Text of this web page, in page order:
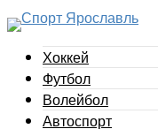
Хоккей
Футбол
Волейбол
Автоспорт